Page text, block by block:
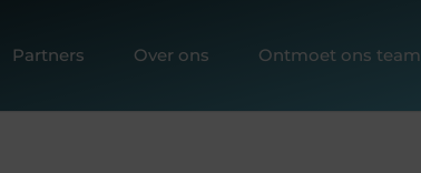
Partners Over ons Ontmoet ons team